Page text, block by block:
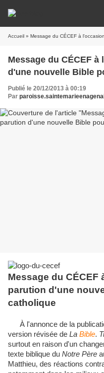
Accueil » Message du CÉCEF à l'occasion de
Message du CÉCEF
d'une nouvelle Bible
Publié le 20/12/2013 à 00:19
Par
Message du CÉCEF
parution d'une
catholique
À l'annonce de la
version révisée de La Bible.
surtout en raison d'un
texte biblique du Notre Père
Matthieu, des réactions